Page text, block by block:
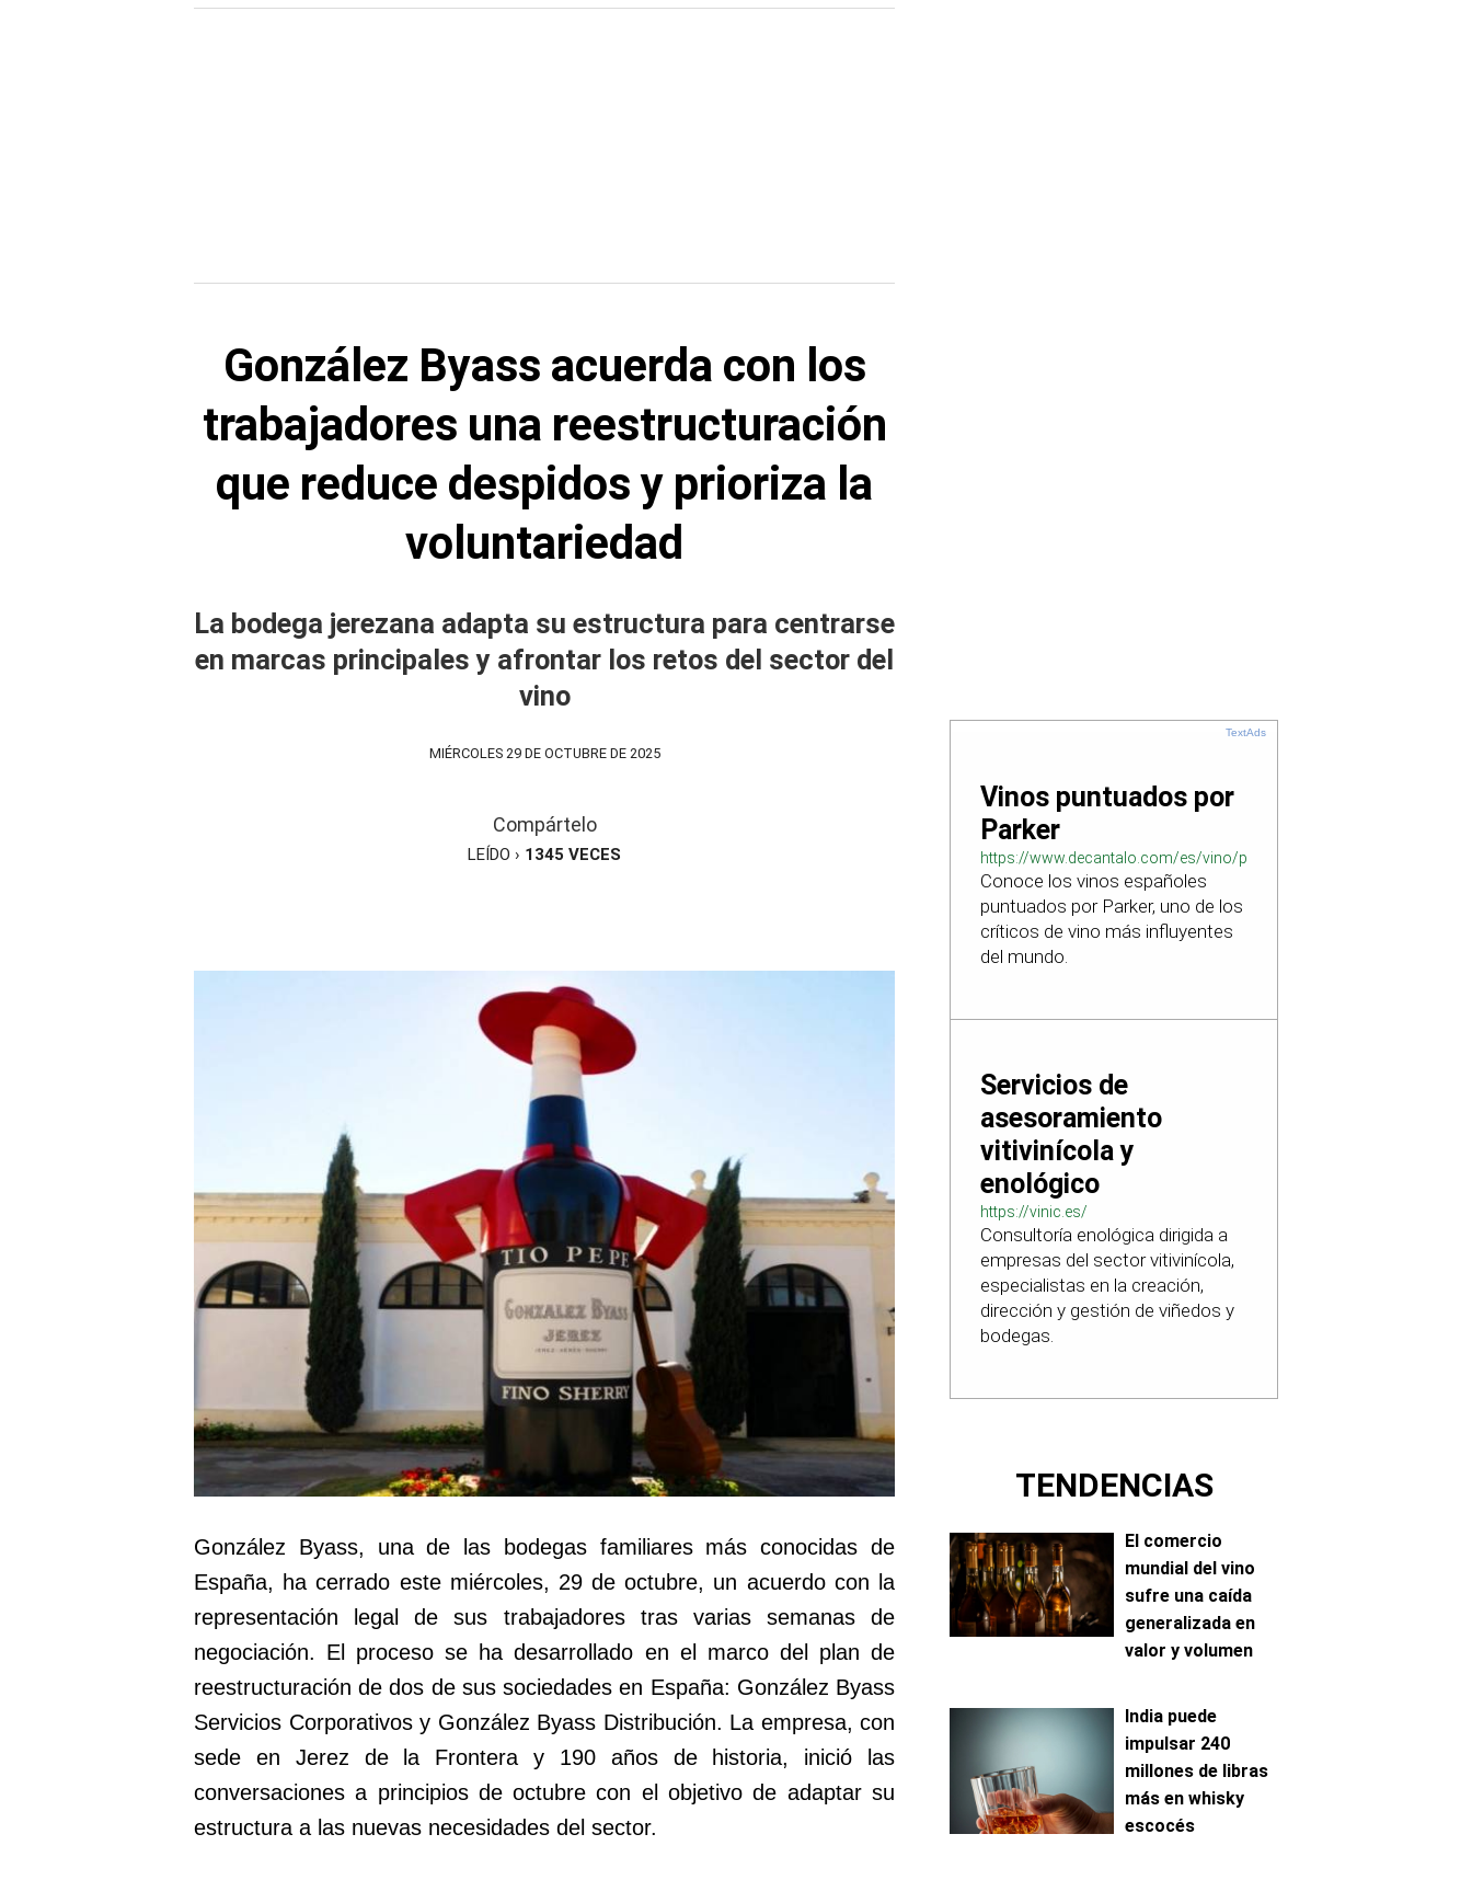
González Byass acuerda con los
trabajadores una reestructuración
que reduce despidos y prioriza la
voluntariedad
La bodega jerezana adapta su estructura para centrarse
en marcas principales y afrontar los retos del sector del
vino
MIÉRCOLES 29 DE OCTUBRE DE 2025
Compártelo
LEÍDO › 1345 VECES
González Byass, una de las bodegas familiares más conocidas de
España, ha cerrado este miércoles, 29 de octubre, un acuerdo con la
representación legal de sus trabajadores tras varias semanas de
negociación. El proceso se ha desarrollado en el marco del plan de
reestructuración de dos de sus sociedades en España: González Byass
Servicios Corporativos y González Byass Distribución. La empresa, con
sede en Jerez de la Frontera y 190 años de historia, inició las
conversaciones a principios de octubre con el objetivo de adaptar su
estructura a las nuevas necesidades del sector.
TextAds
Vinos puntuados por
Parker
https://www.decantalo.com/es/vino/puntuacion_parker/
Conoce los vinos españoles
puntuados por Parker, uno de los
críticos de vino más influyentes
del mundo.
Servicios de
asesoramiento
vitivinícola y
enológico
https://vinic.es/
Consultoría enológica dirigida a
empresas del sector vitivinícola,
especialistas en la creación,
dirección y gestión de viñedos y
bodegas.
TENDENCIAS
El comercio
mundial del vino
sufre una caída
generalizada en
valor y volumen
India puede
impulsar 240
millones de libras
más en whisky
escocés